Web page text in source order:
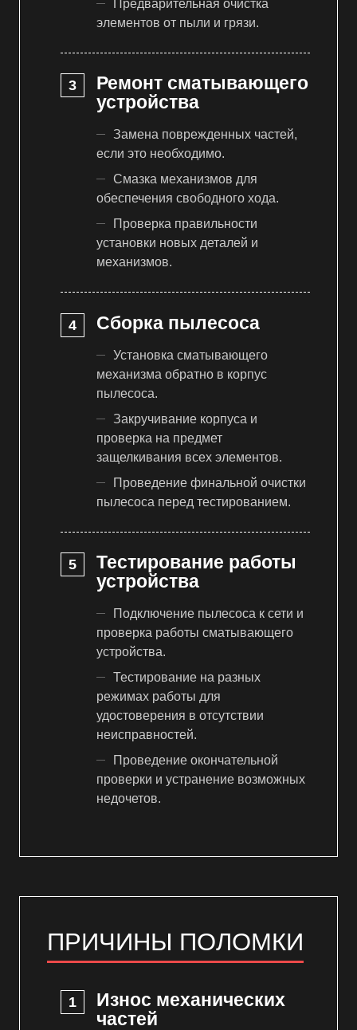
Предварительная очистка
элементов от пыли и грязи.
Ремонт сматывающего
устройства
Замена поврежденных частей,
если это необходимо.
Смазка механизмов для
обеспечения свободного хода.
Проверка правильности
установки новых деталей и
механизмов.
Сборка пылесоса
Установка сматывающего
механизма обратно в корпус
пылесоса.
Закручивание корпуса и
проверка на предмет
защелкивания всех элементов.
Проведение финальной очистки
пылесоса перед тестированием.
Тестирование работы
устройства
Подключение пылесоса к сети и
проверка работы сматывающего
устройства.
Тестирование на разных
режимах работы для
удостоверения в отсутствии
неисправностей.
Проведение окончательной
проверки и устранение возможных
недочетов.
ПРИЧИНЫ ПОЛОМКИ
Износ механических
частей